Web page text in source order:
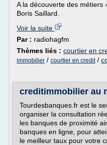
A la découverte des métiers
Boris Saillard.
Voir la suite
Par : radiohagfm
Thèmes liés : courtier en
immobilier / courtier en credit/
creditimmobilier au
Tourdesbanques.fr est le
organiser la consultation
les banques de proximité
banques en ligne, pour
le meilleur taux pour votre